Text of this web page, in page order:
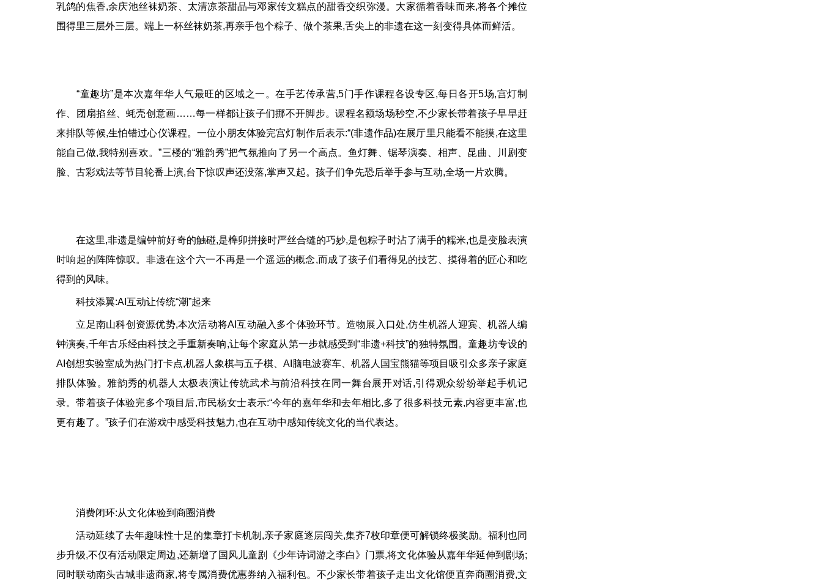
乳鸽的焦香,余庆池丝袜奶茶、太清凉茶甜品与邓家传文糕点的甜香交织弥漫。大家循着香味而来,将各个摊位
围得里三层外三层。端上一杯丝袜奶茶,再亲手包个粽子、做个茶果,舌尖上的非遗在这一刻变得具体而鲜活。
“童趣坊”是本次嘉年华人气最旺的区域之一。在手艺传承营,5门手作课程各设专区,每日各开5场,宫灯制
作、团扇掐丝、蚝壳创意画……每一样都让孩子们挪不开脚步。课程名额场场秒空,不少家长带着孩子早早赶
来排队等候,生怕错过心仪课程。一位小朋友体验完宫灯制作后表示:“(非遗作品)在展厅里只能看不能摸,在这里
能自己做,我特别喜欢。”三楼的“雅韵秀”把气氛推向了另一个高点。鱼灯舞、锯琴演奏、相声、昆曲、川剧变
脸、古彩戏法等节目轮番上演,台下惊叹声还没落,掌声又起。孩子们争先恐后举手参与互动,全场一片欢腾。
在这里,非遗是编钟前好奇的触碰,是榫卯拼接时严丝合缝的巧妙,是包粽子时沾了满手的糯米,也是变脸表演
时响起的阵阵惊叹。非遗在这个六一不再是一个遥远的概念,而成了孩子们看得见的技艺、摸得着的匠心和吃
得到的风味。
科技添翼:AI互动让传统“潮”起来
立足南山科创资源优势,本次活动将AI互动融入多个体验环节。造物展入口处,仿生机器人迎宾、机器人编
钟演奏,千年古乐经由科技之手重新奏响,让每个家庭从第一步就感受到“非遗+科技”的独特氛围。童趣坊专设的
AI创想实验室成为热门打卡点,机器人象棋与五子棋、AI脑电波赛车、机器人国宝熊猫等项目吸引众多亲子家庭
排队体验。雅韵秀的机器人太极表演让传统武术与前沿科技在同一舞台展开对话,引得观众纷纷举起手机记
录。带着孩子体验完多个项目后,市民杨女士表示:“今年的嘉年华和去年相比,多了很多科技元素,内容更丰富,也
更有趣了。”孩子们在游戏中感受科技魅力,也在互动中感知传统文化的当代表达。
消费闭环:从文化体验到商圈消费
活动延续了去年趣味性十足的集章打卡机制,亲子家庭逐层闯关,集齐7枚印章便可解锁终极奖励。福利也同
步升级,不仅有活动限定周边,还新增了国风儿童剧《少年诗词游之李白》门票,将文化体验从嘉年华延伸到剧场;
同时联动南头古城非遗商家,将专属消费优惠券纳入福利包。不少家长带着孩子走出文化馆便直奔商圈消费,文